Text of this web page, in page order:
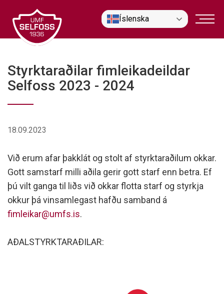
efni
Íslenska
Styrktaraðilar fimleikadeildar
Selfoss 2023 - 2024
18.09.2023
Við erum afar þakklát og stolt af styrktaraðilum okkar.
Gott samstarf milli aðila gerir gott starf enn betra. Ef
þú vilt ganga til liðs við okkar flotta starf og styrkja
okkur þá vinsamlegast hafðu samband á
fimleikar@umfs.is.
AÐALSTYRKTARAÐILAR: